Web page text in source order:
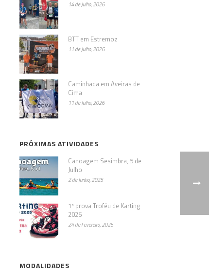
14 de Julho, 2026
BTT em Estremoz
11 de Julho, 2026
Caminhada em Aveiras de
Cima
11 de Julho, 2026
PRÓXIMAS ATIVIDADES
Canoagem Sesimbra, 5 de
Julho
2 de Junho, 2025
1ª prova Troféu de Karting
2025
24 de Fevereiro, 2025
MODALIDADES